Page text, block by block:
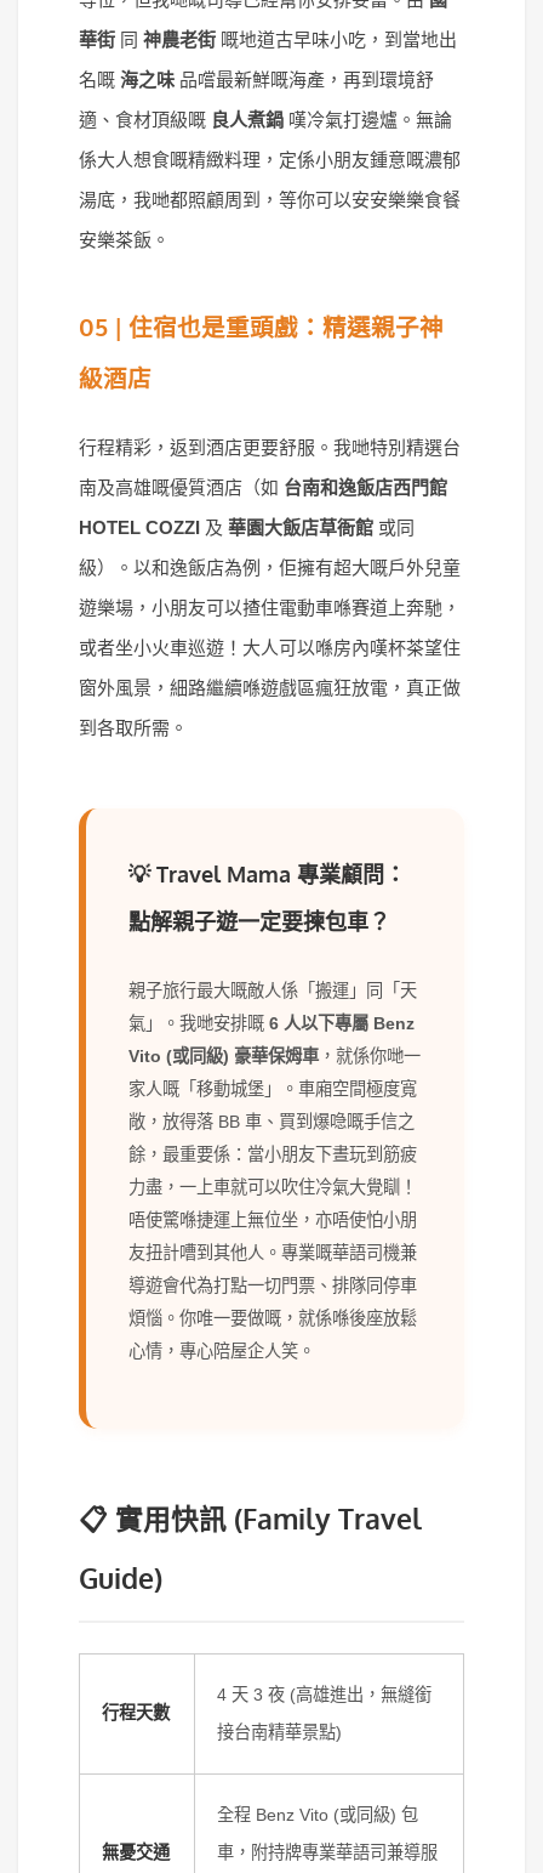
華街 同 神農老街 嘅地道古早味小吃，到當地出
名嘅 海之味 品嚐最新鮮嘅海產，再到環境舒
適、食材頂級嘅 良人煮鍋 嘆冷氣打邊爐。無論
係大人想食嘅精緻料理，定係小朋友鍾意嘅濃郁
湯底，我哋都照顧周到，等你可以安安樂樂食餐
安樂茶飯。
05 | 住宿也是重頭戲：精選親子神
級酒店
行程精彩，返到酒店更要舒服。我哋特別精選台
南及高雄嘅優質酒店（如 台南和逸飯店西門館
HOTEL COZZI 及 華園大飯店草衙館 或同
級）。以和逸飯店為例，佢擁有超大嘅戶外兒童
遊樂場，小朋友可以揸住電動車喺賽道上奔馳，
或者坐小火車巡遊！大人可以喺房內嘆杯茶望住
窗外風景，細路繼續喺遊戲區瘋狂放電，真正做
到各取所需。
💡 Travel Mama 專業顧問：
點解親子遊一定要揀包車？
親子旅行最大嘅敵人係「搬運」同「天
氣」。我哋安排嘅 6 人以下專屬 Benz
Vito (或同級) 豪華保姆車，就係你哋一
家人嘅「移動城堡」。車廂空間極度寬
敞，放得落 BB 車、買到爆喼嘅手信之
餘，最重要係：當小朋友下晝玩到筋疲
力盡，一上車就可以吹住冷氣大覺瞓！
唔使驚喺捷運上無位坐，亦唔使怕小朋
友扭計嘈到其他人。專業嘅華語司機兼
導遊會代為打點一切門票、排隊同停車
煩惱。你唯一要做嘅，就係喺後座放鬆
心情，專心陪屋企人笑。
📋 實用快訊 (Family Travel
Guide)
行程天數
4 天 3 夜 (高雄進出，無縫銜
接台南精華景點)
無憂交通
全程 Benz Vito (或同級) 包
車，附持牌專業華語司兼導服